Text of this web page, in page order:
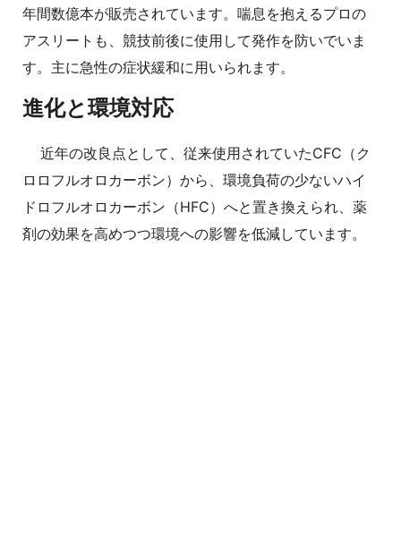
年間数億本が販売されています。喘息を抱えるプロの
アスリートも、競技前後に使用して発作を防いでいま
す。主に急性の症状緩和に用いられます。
進化と環境対応
近年の改良点として、従来使用されていたCFC（ク
ロロフルオロカーボン）から、環境負荷の少ないハイ
ドロフルオロカーボン（HFC）へと置き換えられ、薬
剤の効果を高めつつ環境への影響を低減しています。